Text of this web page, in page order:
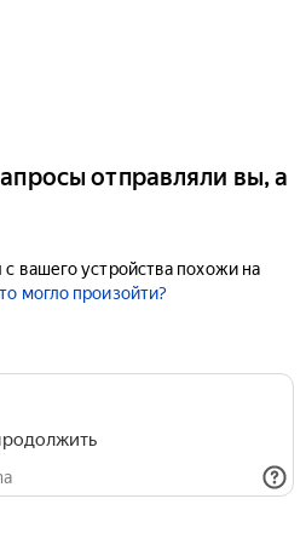
отправляли вы, а
вашего устройства похожи на
могло произойти?